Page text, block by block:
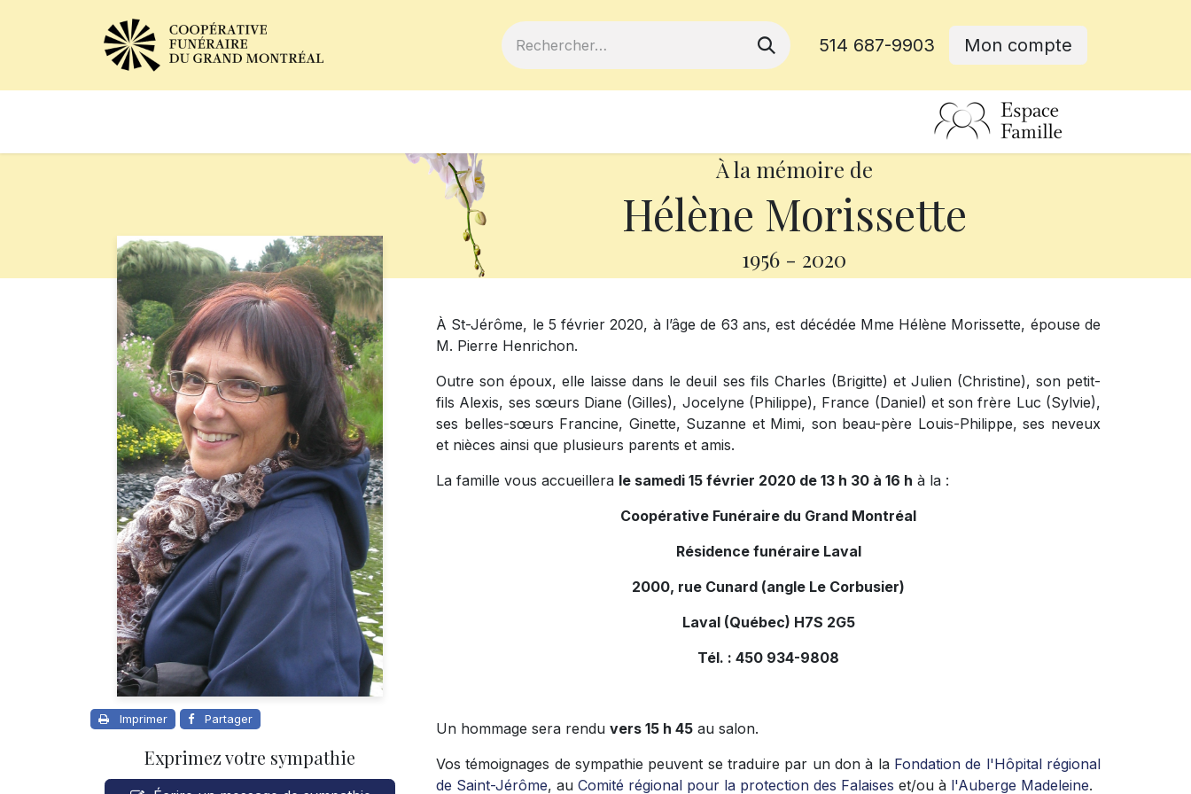
514 687-9903 Mon compte
À la mémoire de
Hélène Morissette
1956 - 2020
Imprimer Partager
Exprimez votre sympathie
À St-Jérôme, le 5 février 2020, à l’âge de 63 ans, est décédée Mme Hélène Morissette, épouse de
M. Pierre Henrichon.
Outre son époux, elle laisse dans le deuil ses fils Charles (Brigitte) et Julien (Christine), son petit-
fils Alexis, ses sœurs Diane (Gilles), Jocelyne (Philippe), France (Daniel) et son frère Luc (Sylvie),
ses belles-sœurs Francine, Ginette, Suzanne et Mimi, son beau-père Louis-Philippe, ses neveux
et nièces ainsi que plusieurs parents et amis.
La famille vous accueillera le samedi 15 février 2020 de 13 h 30 à 16 h à la :
Coopérative Funéraire du Grand Montréal
Résidence funéraire Laval
2000, rue Cunard (angle Le Corbusier)
Laval (Québec) H7S 2G5
Tél. : 450 934-9808
Un hommage sera rendu vers 15 h 45 au salon.
Vos témoignages de sympathie peuvent se traduire par un don à la Fondation de l'Hôpital régional
de Saint-Jérôme, au Comité régional pour la protection des Falaises et/ou à l'Auberge Madeleine.